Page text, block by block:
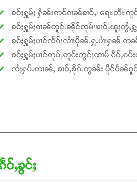
ၶဝ်ႈႁူမ်ႈ ႁဵၼ်းဢဝ်ၵၢၼ်ၶၢဝ်ႇ၊ ရေႊတီႊဢူ
ၶဝ်ႈႁူမ်ႈၵၢၼ်တူင်ႉၼိုင်ၸုမ်းၶၢဝ်ႇၽူႈတွႆႇ
ၶဝ်ႈႁူမ်ႈပၢင်လႅၵ်ႈလၢႆႈပိုၼ်ႉႁူႉပၢႆးႁၼ်
ၶဝ်ႈႁူမ်ႈပၢင်ဢုပ်ႇဢူဝ်းတွင်ႈထၢမ် ၵဵဝ်ႇၵပ်း
လႆႈႁပ်ႉဢၢၼ်ႇ ၶၢဝ်ႇၶိုၵ်ႉတွၼ်း ပိူင်ပဵၼ်ဝူ
ႇၶွင်ႈ